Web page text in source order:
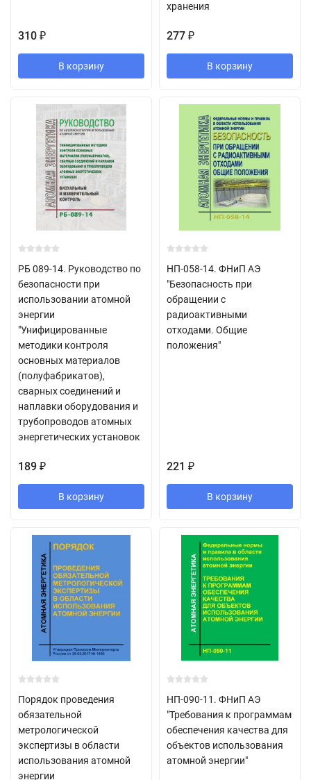
310 ₽
В корзину
хранения
277 ₽
В корзину
РБ 089-14. Руководство по
безопасности при
использовании атомной
энергии
"Унифицированные
методики контроля
основных материалов
(полуфабрикатов),
сварных соединений и
наплавки оборудования и
трубопроводов атомных
энергетических установок
189 ₽
В корзину
НП-058-14. ФНиП АЭ
"Безопасность при
обращении с
радиоактивными
отходами. Общие
положения"
221 ₽
В корзину
Порядок проведения
обязательной
метрологической
экспертизы в области
использования атомной
энергии
НП-090-11. ФНиП АЭ
"Требования к программам
обеспечения качества для
объектов использования
атомной энергии"